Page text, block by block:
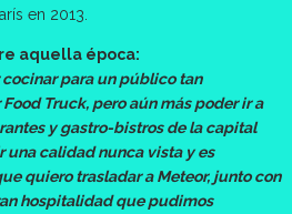
en 2013.
aquella época:
cocinar para un público tan
Truck, pero aún más poder ir a
y gastro-bistros de la capital
una calidad nunca vista y es
quiero trasladar a Meteor, junto con
hospitalidad que pudimos